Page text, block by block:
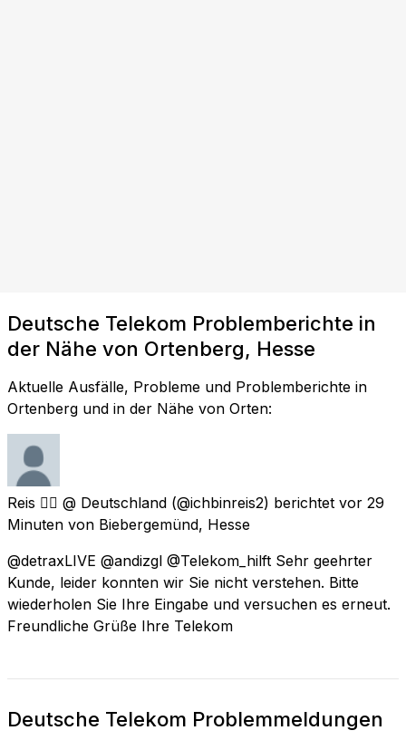
Deutsche Telekom Problemberichte in
der Nähe von Ortenberg, Hesse
Aktuelle Ausfälle, Probleme und Problemberichte in
Ortenberg und in der Nähe von Orten:
Reis 🏳️‍🌈 @ Deutschland (@ichbinreis2) berichtet vor 29
Minuten von Biebergemünd, Hesse
@detraxLIVE @andizgl @Telekom_hilft Sehr geehrter
Kunde, leider konnten wir Sie nicht verstehen. Bitte
wiederholen Sie Ihre Eingabe und versuchen es erneut.
Freundliche Grüße Ihre Telekom
Deutsche Telekom Problemmeldungen